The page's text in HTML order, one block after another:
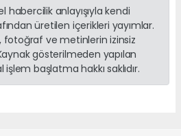
habercilik anlayışıyla kendi
üretilen içerikleri yayımlar.
fotoğraf ve metinlerin izinsiz
gösterilmeden yapılan
işlem başlatma hakkı saklıdır.